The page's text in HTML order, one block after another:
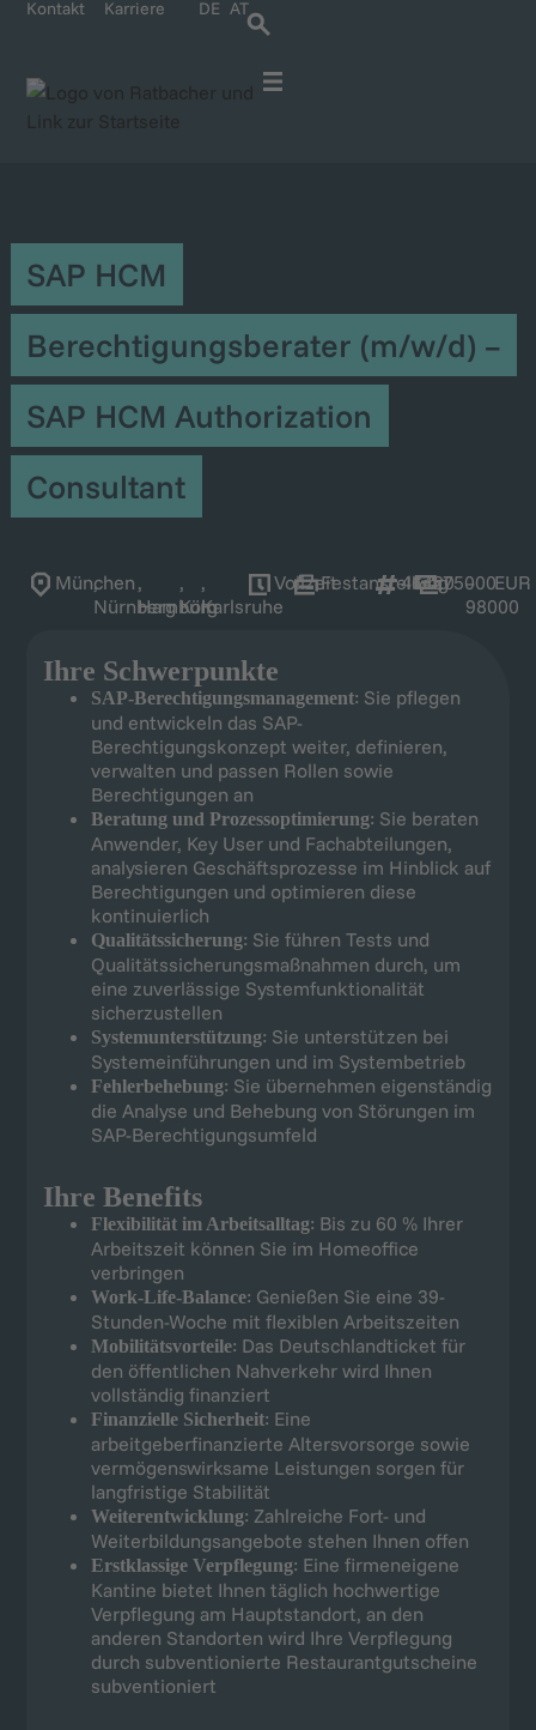
Kontakt Karriere DE AT
SAP HCM
Berechtigungsberater (m/w/d) –
SAP HCM Authorization
Consultant
München
,
Nürnberg
,
Hamburg
,
Köln
,
Karlsruhe
VollzeitFestanstellung
4642075000
–
98000
EUR
Ihre Schwerpunkte
SAP-Berechtigungsmanagement: Sie pflegen
und entwickeln das SAP-
Berechtigungskonzept weiter, definieren,
verwalten und passen Rollen sowie
Berechtigungen an
Beratung und Prozessoptimierung: Sie beraten
Anwender, Key User und Fachabteilungen,
analysieren Geschäftsprozesse im Hinblick auf
Berechtigungen und optimieren diese
kontinuierlich
Qualitätssicherung: Sie führen Tests und
Qualitätssicherungsmaßnahmen durch, um
eine zuverlässige Systemfunktionalität
sicherzustellen
Systemunterstützung: Sie unterstützen bei
Systemeinführungen und im Systembetrieb
Fehlerbehebung: Sie übernehmen eigenständig
die Analyse und Behebung von Störungen im
SAP-Berechtigungsumfeld
Ihre Benefits
Flexibilität im Arbeitsalltag: Bis zu 60 % Ihrer
Arbeitszeit können Sie im Homeoffice
verbringen
Work-Life-Balance: Genießen Sie eine 39-
Stunden-Woche mit flexiblen Arbeitszeiten
Mobilitätsvorteile: Das Deutschlandticket für
den öffentlichen Nahverkehr wird Ihnen
vollständig finanziert
Finanzielle Sicherheit: Eine
arbeitgeberfinanzierte Altersvorsorge sowie
vermögenswirksame Leistungen sorgen für
langfristige Stabilität
Weiterentwicklung: Zahlreiche Fort- und
Weiterbildungsangebote stehen Ihnen offen
Erstklassige Verpflegung: Eine firmeneigene
Kantine bietet Ihnen täglich hochwertige
Verpflegung am Hauptstandort, an den
anderen Standorten wird Ihre Verpflegung
durch subventionierte Restaurantgutscheine
subventioniert